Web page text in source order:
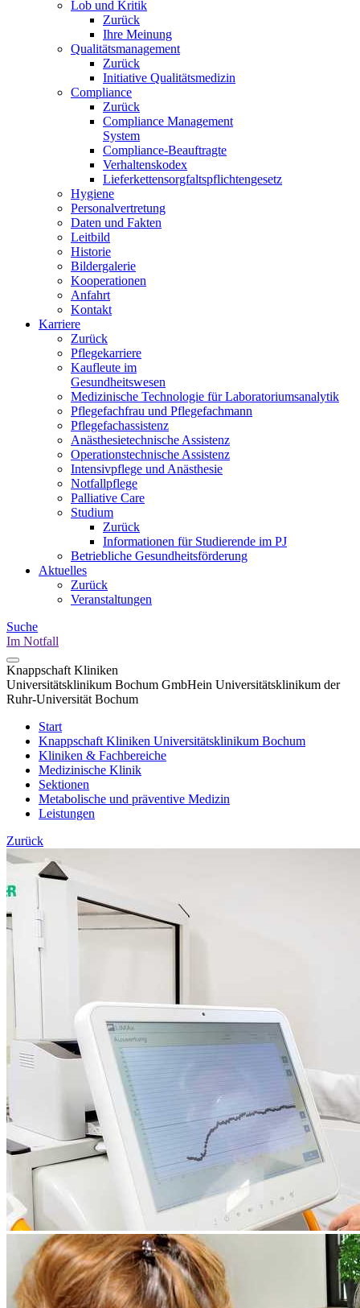
Lob und Kritik
Zurück
Ihre Meinung
Qualitätsmanagement
Zurück
Initiative Qualitätsmedizin
Compliance
Zurück
Compliance Management
System
Compliance-Beauftragte
Verhaltenskodex
Lieferkettensorgfaltspflichtengesetz
Hygiene
Personalvertretung
Daten und Fakten
Leitbild
Historie
Bildergalerie
Kooperationen
Anfahrt
Kontakt
Karriere
Zurück
Pflegekarriere
Kaufleute im
Gesundheitswesen
Medizinische Technologie für Laboratoriumsanalytik
Pflegefachfrau und Pflegefachmann
Pflegefachassistenz
Anästhesietechnische Assistenz
Operationstechnische Assistenz
Intensivpflege und Anästhesie
Notfallpflege
Palliative Care
Studium
Zurück
Informationen für Studierende im PJ
Betriebliche Gesundheitsförderung
Aktuelles
Zurück
Veranstaltungen
Suche
Im Notfall
Knappschaft Kliniken
Universitätsklinikum Bochum GmbHein Universitätsklinikum der
Ruhr-Universität Bochum
Start
Knappschaft Kliniken Universitätsklinikum Bochum
Kliniken & Fachbereiche
Medizinische Klinik
Sektionen
Metabolische und präventive Medizin
Leistungen
Zurück